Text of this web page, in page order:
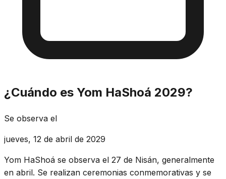
¿Cuándo es Yom HaShoá 2029?
Se observa el
jueves, 12 de abril de 2029
Yom HaShoá se observa el 27 de Nisán, generalmente
en abril. Se realizan ceremonias conmemorativas y se